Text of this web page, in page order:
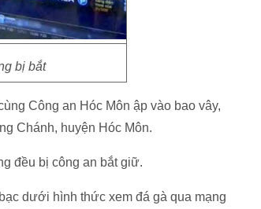
bị bắt
Công an Hóc Môn ập vào bao vây,
Chánh, huyện Hóc Môn.
đều bị công an bắt giữ.
dưới hình thức xem đá gà qua mạng